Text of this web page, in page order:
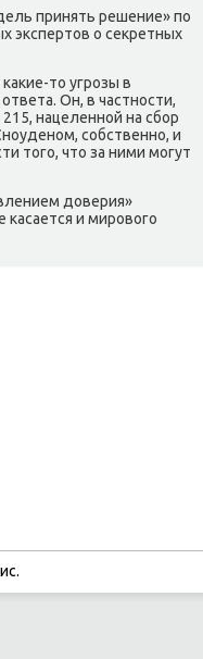
принять решение» по
экспертов о секретных
то угрозы в
Он, в частности,
нацеленной на сбор
собственно, и
того, что за ними могут
доверия»
и мирового